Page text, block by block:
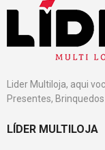
Lider Multiloja, aqui
Presentes,
LÍDER MULTILOJA